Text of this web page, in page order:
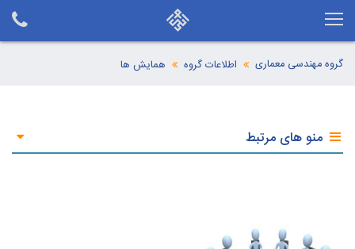
گروه مهندسی معماری اطلاعات گروه همایش ها
منو های مرتبط